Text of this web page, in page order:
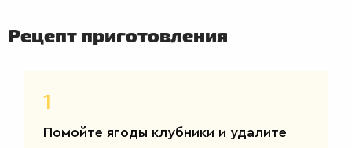
Рецепт приготовления
1
Помойте ягоды клубники и удалите